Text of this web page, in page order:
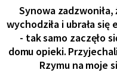
Synowa
wychodziła i ubrała się
- tak samo zaczęło
domu opieki.
Rzymu na moje